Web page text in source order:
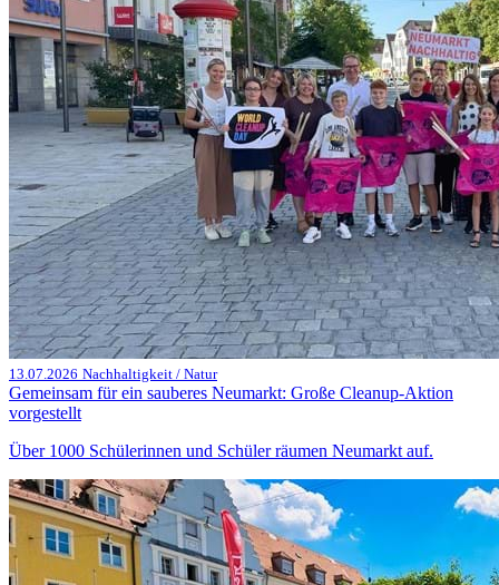
13.07.2026 Nachhaltigkeit / Natur
Gemeinsam für ein sauberes Neumarkt: Große Cleanup-Aktion
vorgestellt
Über 1000 Schülerinnen und Schüler räumen Neumarkt auf.